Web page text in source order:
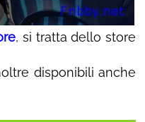
, si tratta dello store
disponibili anche